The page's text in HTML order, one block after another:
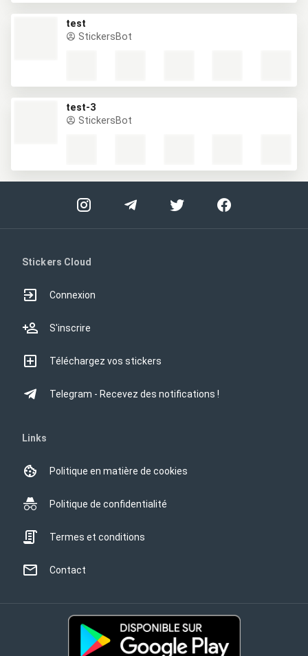
test
StickersBot
test-3
StickersBot
Stickers Cloud
Connexion
S'inscrire
Téléchargez vos stickers
Telegram - Recevez des notifications !
Links
Politique en matière de cookies
Politique de confidentialité
Termes et conditions
Contact